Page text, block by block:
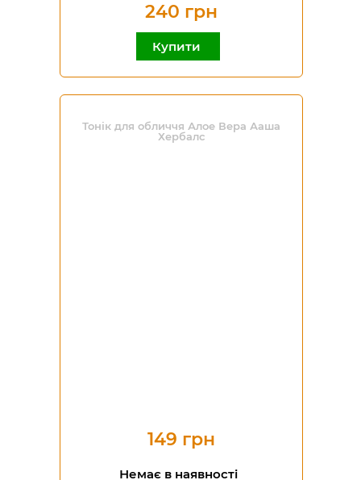
240 грн
Купити
Тонік для обличчя Алое Вера Ааша
Хербалс
149 грн
Немає в наявності